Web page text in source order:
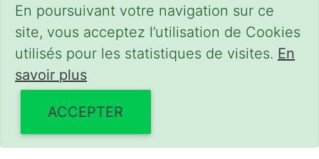
En poursuivant votre navigation sur ce
site, vous acceptez l’utilisation de Cookies
utilisés pour les statistiques de visites. En
savoir plus
ACCEPTER
Phone :0475 47 20 19
Email :mobilii@tcontact.me
Décalaminage & Régénération FAP à
domicile
Interventions urgentes sur la Belgique dans
les régions suivantes :